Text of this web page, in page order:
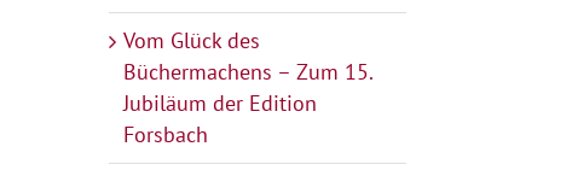
Vom Glück des
Büchermachens – Zum 15.
Jubiläum der Edition
Forsbach